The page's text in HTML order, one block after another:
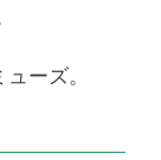
ーズ。